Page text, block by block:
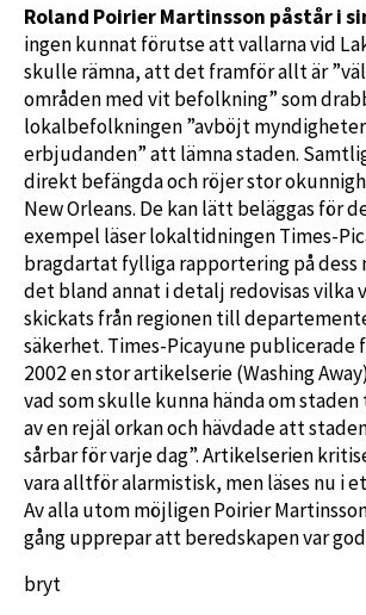
Roland Poirier Martinsson påstår i
ingen kunnat förutse att vallarna vid
skulle rämna, att det framför allt är
områden med vit befolkning” som
lokalbefolkningen ”avböjt
erbjudanden” att lämna staden.
direkt befängda och röjer stor
New Orleans. De kan lätt beläggas för
exempel läser lokaltidningen Times-
bragdartat fylliga rapportering på dess
det bland annat i detalj redovisas vilka
skickats från regionen till
säkerhet. Times-Picayune publicerade
2002 en stor artikelserie (Washing
vad som skulle kunna hända om
av en rejäl orkan och hävdade att
sårbar för varje dag”. Artikelserien
vara alltför alarmistisk, men läses nu i
Av alla utom möjligen Poirier
gång upprepar att beredskapen var
bryt